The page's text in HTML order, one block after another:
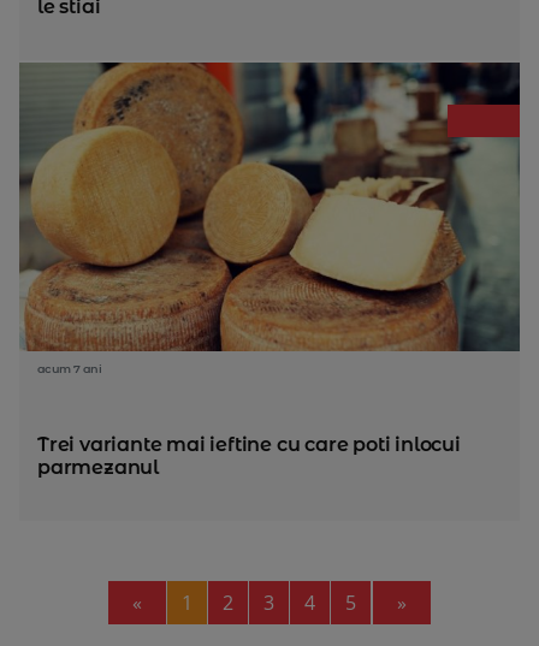
le stiai
acum 7 ani
Trei variante mai ieftine cu care poti inlocui
parmezanul
« Previous
1 2 3 4 5 »